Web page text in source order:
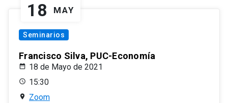
18 MAY
Seminarios
Francisco Silva, PUC-Economía
18 de Mayo de 2021
15:30
Zoom